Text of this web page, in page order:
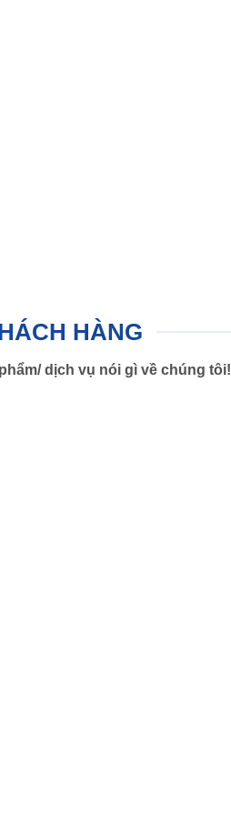
HÀNG
dịch vụ nói gì về chúng tôi!